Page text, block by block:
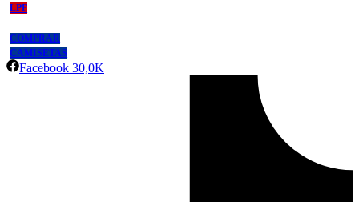
LPF
COMPRAR
CAMISETAS
Facebook 30,0K